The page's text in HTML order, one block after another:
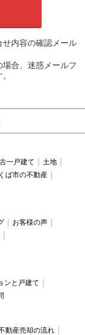
内容の確認メール
合、迷惑メールフ
一戸建て
土地
ば市の不動産
お客様の声
ンと戸建て
動産売却の流れ